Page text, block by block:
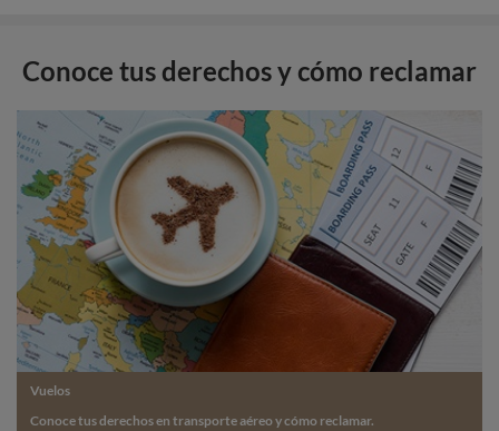
Conoce tus derechos y cómo reclamar
Vuelos
Conoce tus derechos en transporte aéreo y cómo reclamar.